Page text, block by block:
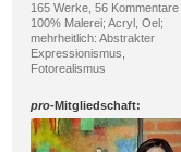
165 Werke, 56 Kommentare
100% Malerei; Acryl, Oel;
mehrheitlich: Abstrakter
Expressionismus,
Fotorealismus
pro-Mitgliedschaft: